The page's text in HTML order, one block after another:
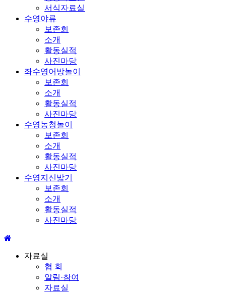
서식자료실
수영야류
보존회
소개
활동실적
사진마당
좌수영어방놀이
보존회
소개
활동실적
사진마당
수영농청놀이
보존회
소개
활동실적
사진마당
수영지신밟기
보존회
소개
활동실적
사진마당
자료실
협 회
알림·참여
자료실